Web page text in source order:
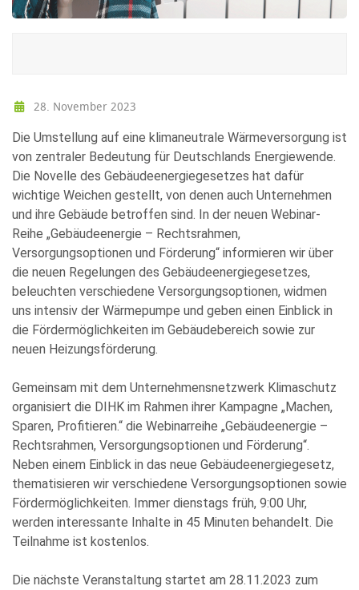
28. November 2023
Die Umstellung auf eine klimaneutrale Wärmeversorgung ist
von zentraler Bedeutung für Deutschlands Energiewende.
Die Novelle des Gebäudeenergiegesetzes hat dafür
wichtige Weichen gestellt, von denen auch Unternehmen
und ihre Gebäude betroffen sind. In der neuen Webinar-
Reihe „Gebäudeenergie – Rechtsrahmen,
Versorgungsoptionen und Förderung“ informieren wir über
die neuen Regelungen des Gebäudeenergiegesetzes,
beleuchten verschiedene Versorgungsoptionen, widmen
uns intensiv der Wärmepumpe und geben einen Einblick in
die Fördermöglichkeiten im Gebäudebereich sowie zur
neuen Heizungsförderung.
Gemeinsam mit dem Unternehmensnetzwerk Klimaschutz
organisiert die DIHK im Rahmen ihrer Kampagne „Machen,
Sparen, Profitieren.“ die Webinarreihe „Gebäudeenergie –
Rechtsrahmen, Versorgungsoptionen und Förderung“.
Neben einem Einblick in das neue Gebäudeenergiegesetz,
thematisieren wir verschiedene Versorgungsoptionen sowie
Fördermöglichkeiten. Immer dienstags früh, 9:00 Uhr,
werden interessante Inhalte in 45 Minuten behandelt. Die
Teilnahme ist kostenlos.
Die nächste Veranstaltung startet am 28.11.2023 zum